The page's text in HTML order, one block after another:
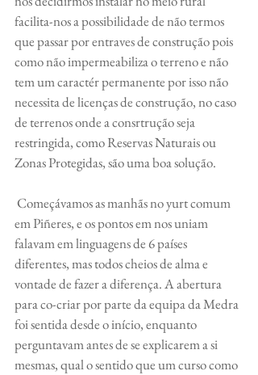
facilita-nos a possibilidade de não termos
que passar por entraves de construção pois
como não impermeabiliza o terreno e não
tem um caractér permanente por isso não
necessita de licenças de construção, no caso
de terrenos onde a consrtrução seja
restringida, como Reservas Naturais ou
Zonas Protegidas, são uma boa solução.
Começávamos as manhãs no yurt comum
em Piñeres, e os pontos em nos uniam
falavam em linguagens de 6 países
diferentes, mas todos cheios de alma e
vontade de fazer a diferença. A abertura
para co-criar por parte da equipa da Medra
foi sentida desde o início, enquanto
perguntavam antes de se explicarem a si
mesmas, qual o sentido que um curso como